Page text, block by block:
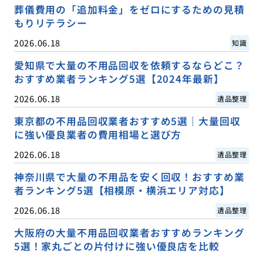
葬儀費用の「追加料金」をゼロにするための見積
もりリテラシー
2026.06.18 知識
愛知県で大量の不用品回収を依頼するならどこ？
おすすめ業者ランキング5選【2024年最新】
2026.06.18 遺品整理
東京都の不用品回収業者おすすめ5選｜大量回収
に強い優良業者の費用相場と選び方
2026.06.18 遺品整理
神奈川県で大量の不用品を安く回収！おすすめ業
者ランキング5選【相模原・横浜エリア対応】
2026.06.18 遺品整理
大阪府の大量不用品回収業者おすすめランキング
5選！家丸ごとの片付けに強い優良店を比較